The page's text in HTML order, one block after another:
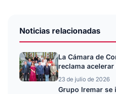
Noticias relacionadas
La Cámara de
reclama
23 de julio de 2026
Grupo Iremar se